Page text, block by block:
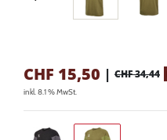
CHF 15,50 | CHF 34,44
inkl. 8.1 % MwSt.